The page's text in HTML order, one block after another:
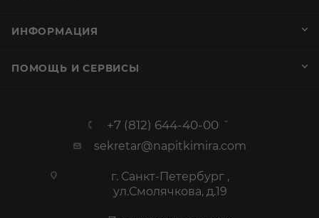
ИНФОРМАЦИЯ
ПОМОЩЬ И СЕРВИСЫ
+7 (812) 644-40-00
sekretar@napitkimira.com
г. Санкт-Петербург ,
ул.Смолячкова, д.19